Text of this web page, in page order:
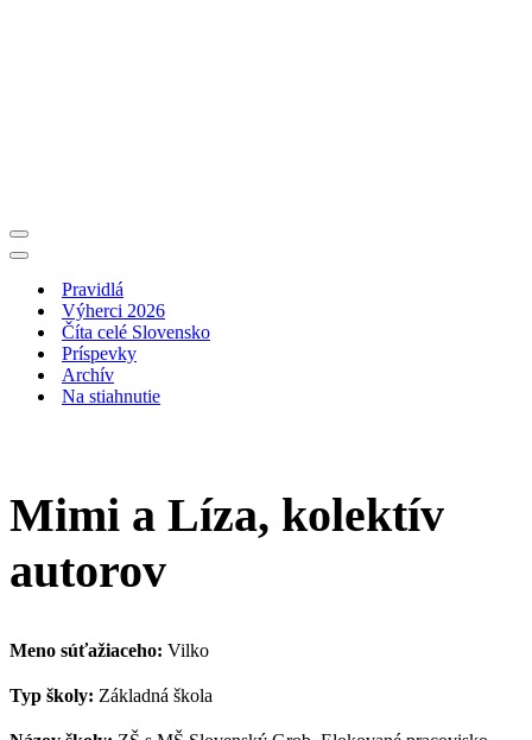
Menu
navigácie
Menu
navigáciePravidlá
Výherci 2026
Číta celé Slovensko
Príspevky
Archív
Na stiahnutie
Mimi a Líza, kolektív
autorov
Meno súťažiaceho: Vilko
Typ školy: Základná škola